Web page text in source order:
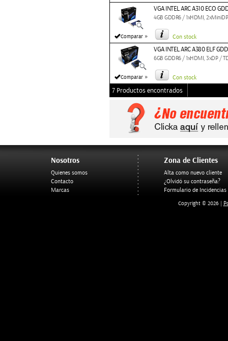
Comparar »
VGA INTEL ARC A310 ECO
4GB GDDR6 / 1xHDMI,
Con stock
Comparar »
VGA INTEL ARC A380 ELF
6GB GDDR6 / 1xHDMI, 3xDP /
Con stock
7 Productos encontrados
Nosotros
Quienes somos
Contacto
Marcas
Zona de Clientes
Alta como nuevo cliente
¿Olvidó su contraseña?
Formulario de Incidencias
Copyright © 2026 |